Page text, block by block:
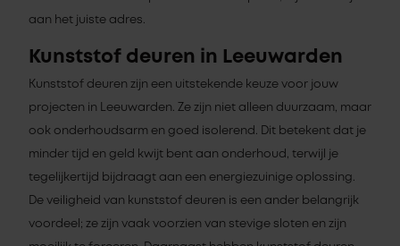
aan het juiste adres.
Kunststof deuren in Leeuwarden
Kunststof deuren zijn een uitstekende keuze voor jouw
projecten in Leeuwarden. Ze zijn niet alleen duurzaam, maar
ook onderhoudsarm en goed isolerend. Dit betekent dat je
minder tijd en geld kwijt bent aan onderhoud, terwijl je
tegelijkertijd bijdraagt aan een energiezuinige oplossing.
De veiligheid van kunststof deuren is een ander belangrijk
voordeel; ze zijn vaak voorzien van stevige sloten en zijn